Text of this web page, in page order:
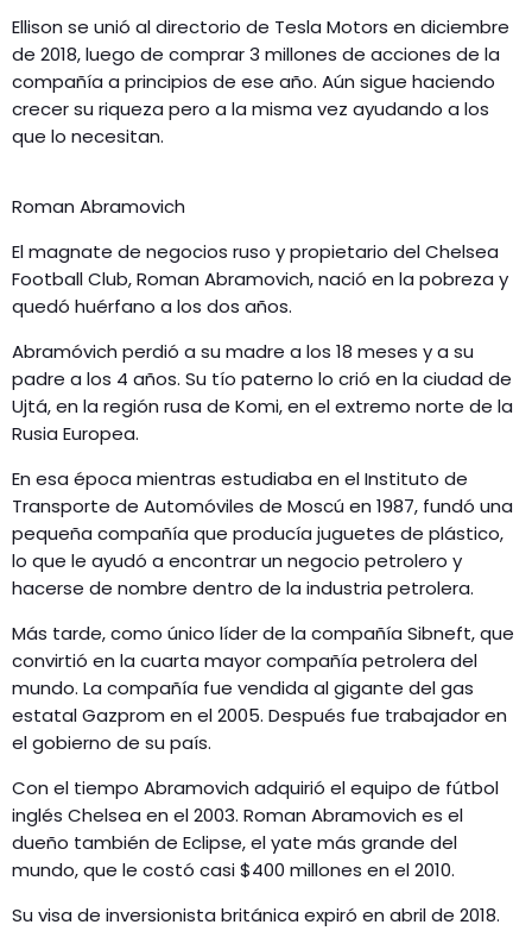
Ellison se unió al directorio de Tesla Motors en diciembre
de 2018, luego de comprar 3 millones de acciones de la
compañía a principios de ese año. Aún sigue haciendo
crecer su riqueza pero a la misma vez ayudando a los
que lo necesitan.
Roman Abramovich
El magnate de negocios ruso y propietario del Chelsea
Football Club, Roman Abramovich, nació en la pobreza y
quedó huérfano a los dos años.
Abramóvich perdió a su madre a los 18 meses y a su
padre a los 4 años. Su tío paterno lo crió en la ciudad de
Ujtá, en la región rusa de Komi, en el extremo norte de la
Rusia Europea.
En esa época mientras estudiaba en el Instituto de
Transporte de Automóviles de Moscú en 1987, fundó una
pequeña compañía que producía juguetes de plástico,
lo que le ayudó a encontrar un negocio petrolero y
hacerse de nombre dentro de la industria petrolera.
Más tarde, como único líder de la compañía Sibneft, que
convirtió en la cuarta mayor compañía petrolera del
mundo. La compañía fue vendida al gigante del gas
estatal Gazprom en el 2005. Después fue trabajador en
el gobierno de su país.
Con el tiempo Abramovich adquirió el equipo de fútbol
inglés Chelsea en el 2003. Roman Abramovich es el
dueño también de Eclipse, el yate más grande del
mundo, que le costó casi $400 millones en el 2010.
Su visa de inversionista británica expiró en abril de 2018.